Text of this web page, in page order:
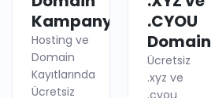
Kampanyaları
Hosting ve
Domain
Kayıtlarında
Ücretsiz
.CYOU
Domain
Ücretsiz
.xyz ve
.cyou